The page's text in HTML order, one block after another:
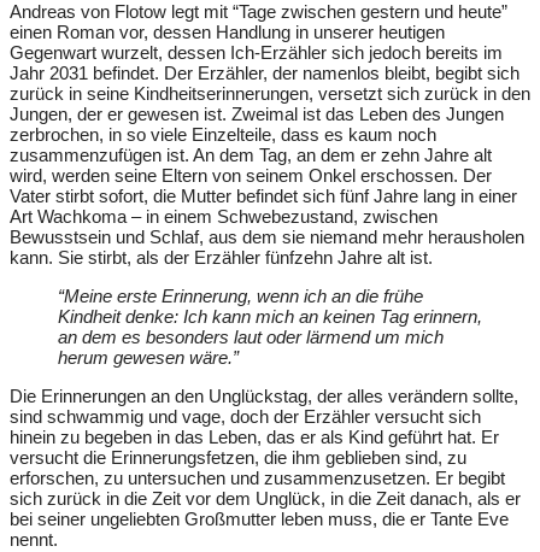
Andreas von Flotow legt mit “Tage zwischen gestern und heute”
einen Roman vor, dessen Handlung in unserer heutigen
Gegenwart wurzelt, dessen Ich-Erzähler sich jedoch bereits im
Jahr 2031 befindet. Der Erzähler, der namenlos bleibt, begibt sich
zurück in seine Kindheitserinnerungen, versetzt sich zurück in den
Jungen, der er gewesen ist. Zweimal ist das Leben des Jungen
zerbrochen, in so viele Einzelteile, dass es kaum noch
zusammenzufügen ist. An dem Tag, an dem er zehn Jahre alt
wird, werden seine Eltern von seinem Onkel erschossen. Der
Vater stirbt sofort, die Mutter befindet sich fünf Jahre lang in einer
Art Wachkoma – in einem Schwebezustand, zwischen
Bewusstsein und Schlaf, aus dem sie niemand mehr herausholen
kann. Sie stirbt, als der Erzähler fünfzehn Jahre alt ist.
“Meine erste Erinnerung, wenn ich an die frühe
Kindheit denke: Ich kann mich an keinen Tag erinnern,
an dem es besonders laut oder lärmend um mich
herum gewesen wäre.”
Die Erinnerungen an den Unglückstag, der alles verändern sollte,
sind schwammig und vage, doch der Erzähler versucht sich
hinein zu begeben in das Leben, das er als Kind geführt hat. Er
versucht die Erinnerungsfetzen, die ihm geblieben sind, zu
erforschen, zu untersuchen und zusammenzusetzen. Er begibt
sich zurück in die Zeit vor dem Unglück, in die Zeit danach, als er
bei seiner ungeliebten Großmutter leben muss, die er Tante Eve
nennt.